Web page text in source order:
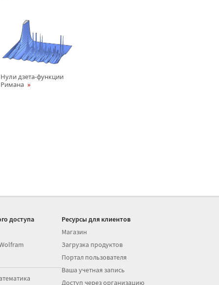
Нули дзета-функции
Римана
доступа
Ресурсы для клиентов
Магазин
Загрузка продуктов
Портал пользователя
Ваша учетная запись
Доступ через организацию